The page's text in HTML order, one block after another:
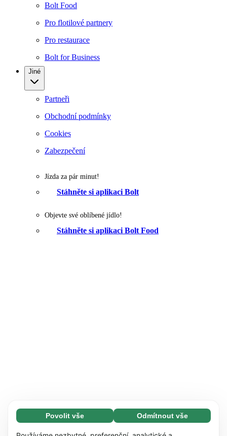
Nezbytné (65)
Nezbytné soubory cookie umožňují využívat
Zjistit více
Povolit vše Odmítnout vše
Bolt Food
Pro flotilové partnery
Pro restaurace
Bolt for Business
Jiné
Partneři
Obchodní podmínky
Cookies
Zabezpečení
Jízda za pár minut!
Stáhněte si aplikaci Bolt
Objevte své oblíbené jídlo!
Stáhněte si aplikaci Bolt Food